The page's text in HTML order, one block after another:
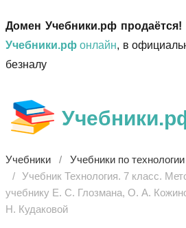
Домен Учебники.рф продаётся!
Учебники.рф онлайн, в
безналу
Учебники
Учебники по технологии
Учебник Технология. 7 класс.
учебнику Е. С. Глозмана, О. А.
Н. Кудаковой